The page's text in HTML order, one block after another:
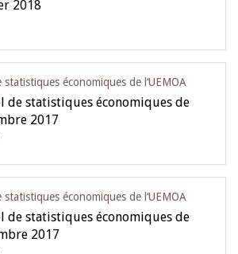
2018
économiques de l‘UEMOA
de statistiques économiques de
2017
économiques de l‘UEMOA
de statistiques économiques de
2017